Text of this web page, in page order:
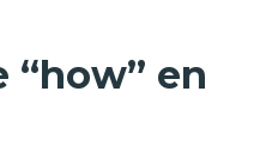
“how” en